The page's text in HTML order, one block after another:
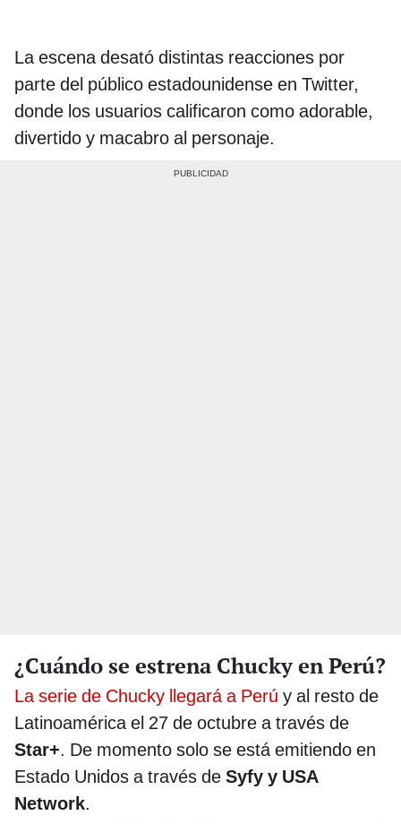
La escena desató distintas reacciones por
parte del público estadounidense en Twitter,
donde los usuarios calificaron como adorable,
divertido y macabro al personaje.
¿Cuándo se estrena Chucky en Perú?
La serie de Chucky llegará a Perú y al resto de
Latinoamérica el 27 de octubre a través de
Star+. De momento solo se está emitiendo en
Estado Unidos a través de Syfy y USA
Network.